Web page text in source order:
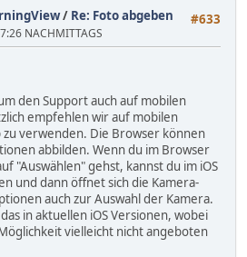
#633
/ Re: Foto abgeben
NACHMITTAGS
den Support auch auf mobilen
empfehlen wir auf mobilen
verwenden. Die Browser können
abbilden. Wenn du im Browser
"Auswählen" gehst, kannst du im iOS
und dann öffnet sich die Kamera-
auch zur Auswahl der Kamera.
in aktuellen iOS Versionen, wobei
vielleicht nicht angeboten